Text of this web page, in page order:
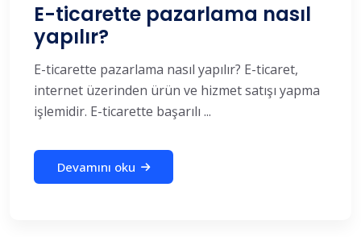
E-ticarette pazarlama nasıl
yapılır?
E-ticarette pazarlama nasıl yapılır? E-ticaret,
internet üzerinden ürün ve hizmet satışı yapma
işlemidir. E-ticarette başarılı ...
Devamını oku